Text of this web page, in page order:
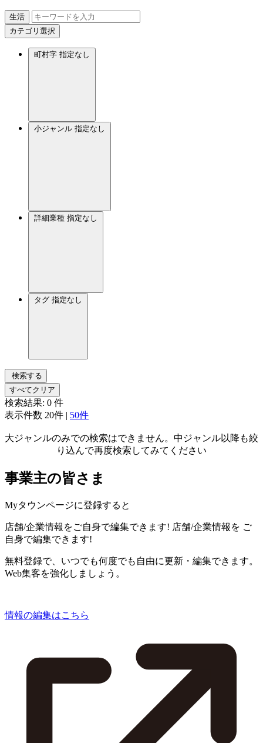
生活
カテゴリ選択
町村字 指定なし
小ジャンル 指定なし
詳細業種 指定なし
タグ 指定なし
検索する
すべてクリア
検索結果: 0 件
表示件数 20件 | 50件
大ジャンルのみでの検索はできません。中ジャンル以降も絞
り込んで再度検索してみてください
事業主の皆さま
Myタウンページに登録すると
店舗/企業情報をご自身で編集できます! 店舗/企業情報を ご
自身で編集できます!
無料登録で、いつでも何度でも自由に更新・編集できます。
Web集客を強化しましょう。
情報の編集はこちら